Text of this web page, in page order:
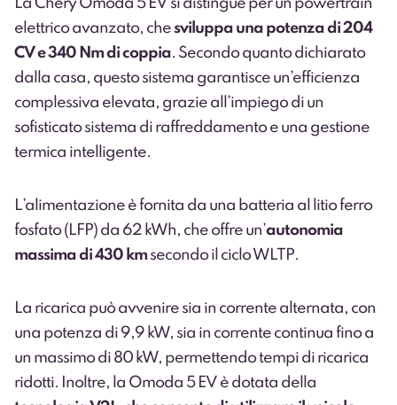
La Chery Omoda 5 EV si distingue per un powertrain
elettrico avanzato, chesviluppa una potenza di 204
CV e 340 Nm di coppia. Secondo quanto dichiarato
dalla casa, questo sistema garantisce un’efficienza
complessiva elevata, grazie all’impiego di un
sofisticato sistema di raffreddamento e una gestione
termica intelligente.
L’alimentazione è fornita da una batteria al litio ferro
fosfato (LFP) da 62 kWh, che offre un’autonomia
massima di 430 kmsecondo il ciclo WLTP.
La ricarica può avvenire sia in corrente alternata, con
una potenza di 9,9 kW, sia in corrente continua fino a
un massimo di 80 kW, permettendo tempi di ricarica
ridotti. Inoltre, la Omoda 5 EV è dotata della